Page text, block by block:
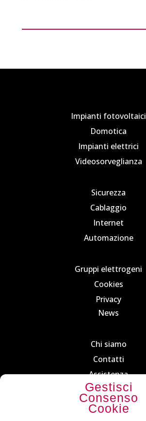
Gestisci
Consenso
Cookie
Impianti fotovoltaici
Domotica
Impianti elettrici
Videosorveglianza
Sicurezza
Cablaggio
Internet
Automazione
Gruppi elettrogeni
Cookies
Privacy
News
Chi siamo
Contatti
Assistenza
Dove siamo